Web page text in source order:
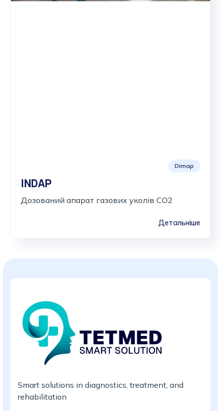
Dimap
INDAP
Дозований апарат газових уколів CO2
Детальніше
Smart solutions in diagnostics, treatment, and
rehabilitation